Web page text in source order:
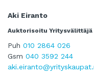
Aki Eiranto
Auktorisoitu Yritysvälittäjä
Puh 010 2864 026
Gsm 040 3592 244